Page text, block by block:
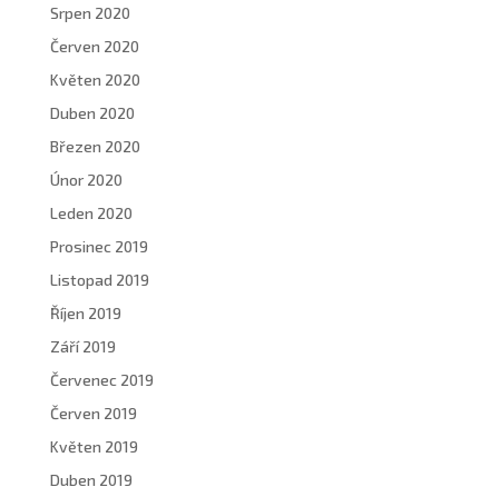
Srpen 2020
Červen 2020
Květen 2020
Duben 2020
Březen 2020
Únor 2020
Leden 2020
Prosinec 2019
Listopad 2019
Říjen 2019
Září 2019
Červenec 2019
Červen 2019
Květen 2019
Duben 2019